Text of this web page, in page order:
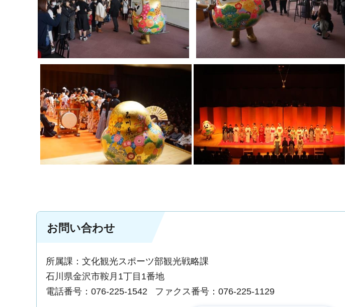
お問い合わせ
所属課：文化観光スポーツ部観光戦略課
石川県金沢市鞍月1丁目1番地
電話番号：076-225-1542
ファクス番号：076-225-1129